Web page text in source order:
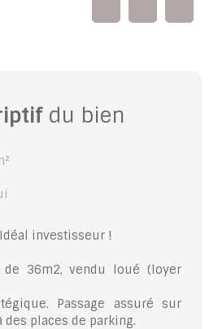
du bien
investisseur !
de 36m2, vendu loué (loyer
Passage assuré sur
des places de parking.